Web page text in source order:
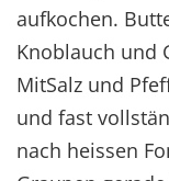
aufkochen.
Knoblauch und
MitSalz und
und fast
nach heissen